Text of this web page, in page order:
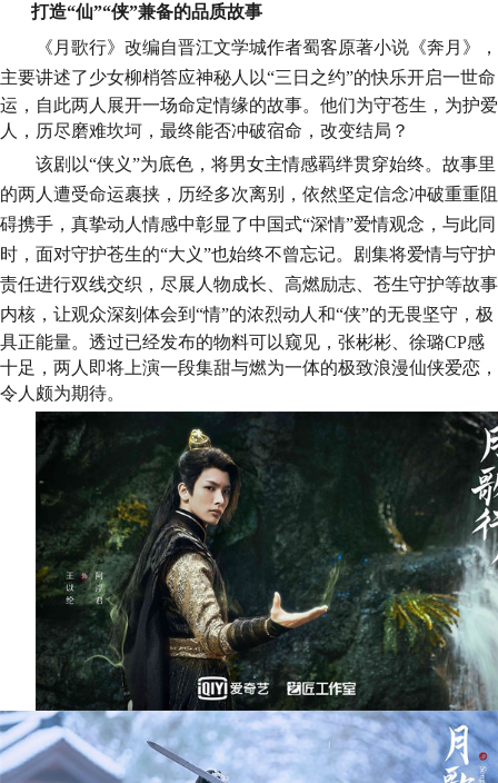
打造“仙”“侠”兼备的品质故事
《月歌行》改编自晋江文学城作者蜀客原著小说《奔月》，
主要讲述了少女柳梢答应神秘人以“三日之约”的快乐开启一世命
运，自此两人展开一场命定情缘的故事。他们为守苍生，为护爱
人，历尽磨难坎坷，最终能否冲破宿命，改变结局？
该剧以“侠义”为底色，将男女主情感羁绊贯穿始终。故事里
的两人遭受命运裹挟，历经多次离别，依然坚定信念冲破重重阻
碍携手，真挚动人情感中彰显了中国式“深情”爱情观念 ， 与此同
时，面对守护苍生的“大义”也始终不曾忘记。剧集将爱情与守护
责任进行双线交织，尽展人物成长、高燃励志、苍生守护等故事
内核，让观众深刻体会到 “情”的浓烈动人和“侠”的无畏坚守，极
具正能量。透过已经发布的物料可以窥见，张彬彬、徐璐CP感
十足，两人即将上演一段集甜与燃为一体的极致浪漫仙侠爱恋，
令人颇为期待。